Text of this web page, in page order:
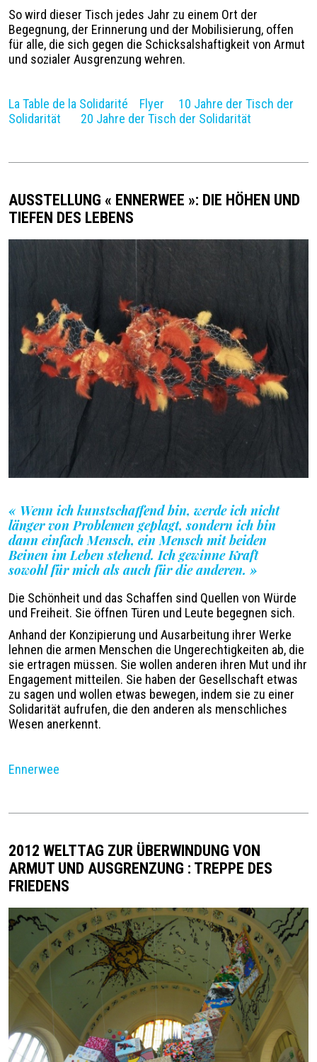
So wird dieser Tisch jedes Jahr zu einem Ort der
Begegnung, der Erinnerung und der Mobilisierung, offen
für alle, die sich gegen die Schicksalshaftigkeit von Armut
und sozialer Ausgrenzung wehren.
La Table de la Solidarité Flyer
10 Jahre der Tisch der
Solidarität
20 Jahre der Tisch der Solidarität
AUSSTELLUNG « ENNERWEE »: DIE HÖHEN UND
TIEFEN DES LEBENS
Légende
« Wenn ich kunstschaffend bin, werde ich nicht
länger von Problemen geplagt, sondern ich bin
dann einfach Mensch, ein Mensch mit beiden
Beinen im Leben stehend. Ich gewinne Kraft
sowohl für mich als auch für die anderen. »
Die Schönheit und das Schaffen sind Quellen von Würde
und Freiheit. Sie öffnen Türen und Leute begegnen sich.
Anhand der Konzipierung und Ausarbeitung ihrer Werke
lehnen die armen Menschen die Ungerechtigkeiten ab, die
sie ertragen müssen. Sie wollen anderen ihren Mut und ihr
Engagement mitteilen. Sie haben der Gesellschaft etwas
zu sagen und wollen etwas bewegen, indem sie zu einer
Solidarität aufrufen, die den anderen als menschliches
Wesen anerkennt.
Ennerwee
2012 WELTTAG ZUR ÜBERWINDUNG VON
ARMUT UND AUSGRENZUNG : TREPPE DES
FRIEDENS
Image